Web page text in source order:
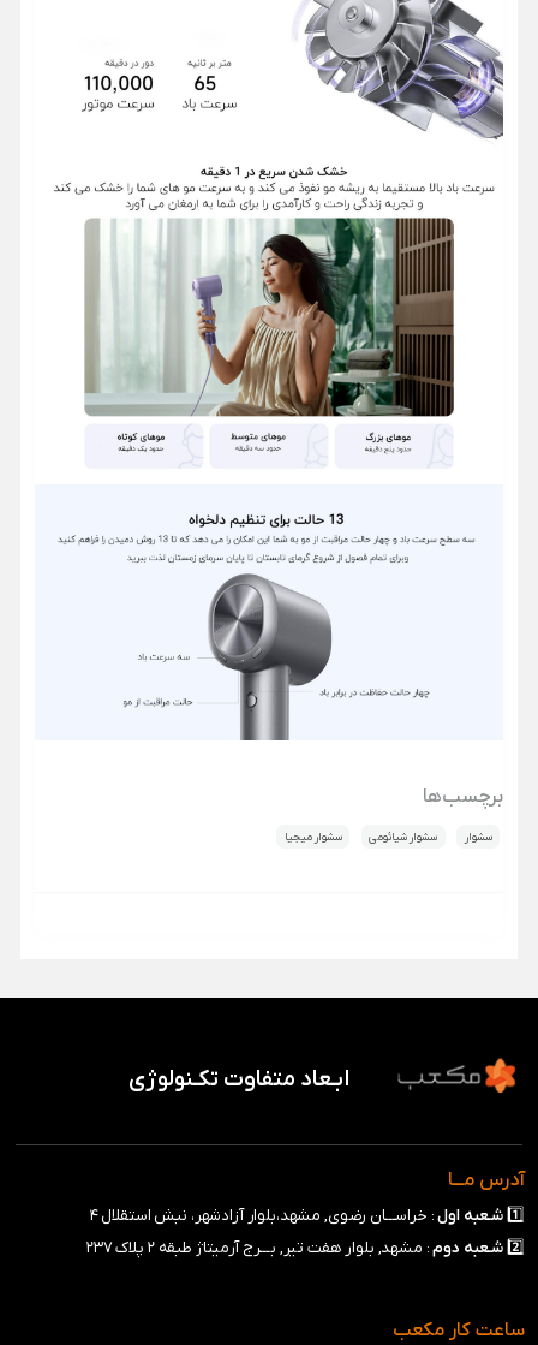
برچسب‌ها
سشوار سشوار شیائومی سشوار میجیا
ابـعاد متفاوت تکـنولوژی
آدرس مـــا
1️⃣ شـعبه اول: خراســـان رضوی, مشهد،بلوار آزادشهر، نبش استقلال ۴
2️⃣ شـعبه دوم: مشهد, بلوار هفت تیر, بـــرج آرمیتاژ طبقه ۲ پلاک ۲۳۷
ساعت کار مکعب